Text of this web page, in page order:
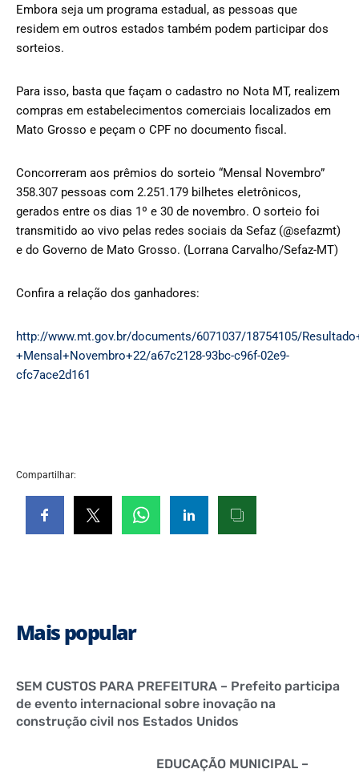
Embora seja um programa estadual, as pessoas que
residem em outros estados também podem participar dos
sorteios.
Para isso, basta que façam o cadastro no Nota MT, realizem
compras em estabelecimentos comerciais localizados em
Mato Grosso e peçam o CPF no documento fiscal.
Concorreram aos prêmios do sorteio “Mensal Novembro”
358.307 pessoas com 2.251.179 bilhetes eletrônicos,
gerados entre os dias 1º e 30 de novembro. O sorteio foi
transmitido ao vivo pelas redes sociais da Sefaz (@sefazmt)
e do Governo de Mato Grosso. (Lorrana Carvalho/Sefaz-MT)
Confira a relação dos ganhadores:
http://www.mt.gov.br/documents/6071037/18754105/
+Mensal+Novembro+22/a67c2128-93bc-c96f-02e9-
cfc7ace2d161
Compartilhar:
Mais popular
SEM CUSTOS PARA PREFEITURA – Prefeito participa
de evento internacional sobre inovação na
construção civil nos Estados Unidos
EDUCAÇÃO MUNICIPAL –